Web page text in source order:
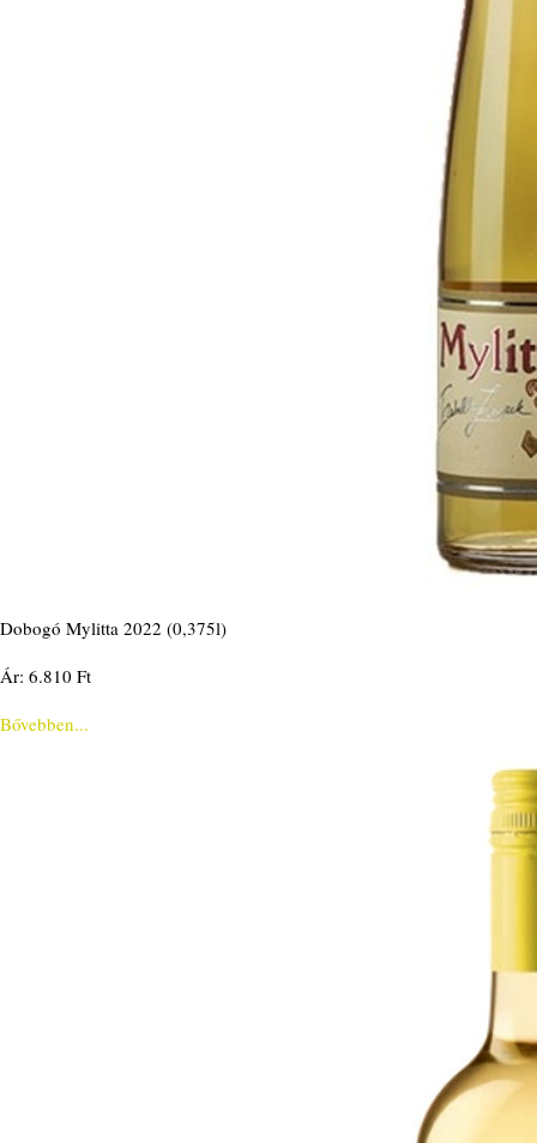
Dobogó Mylitta 2022 (0,375l)
Ár: 6.810 Ft
Bővebben...